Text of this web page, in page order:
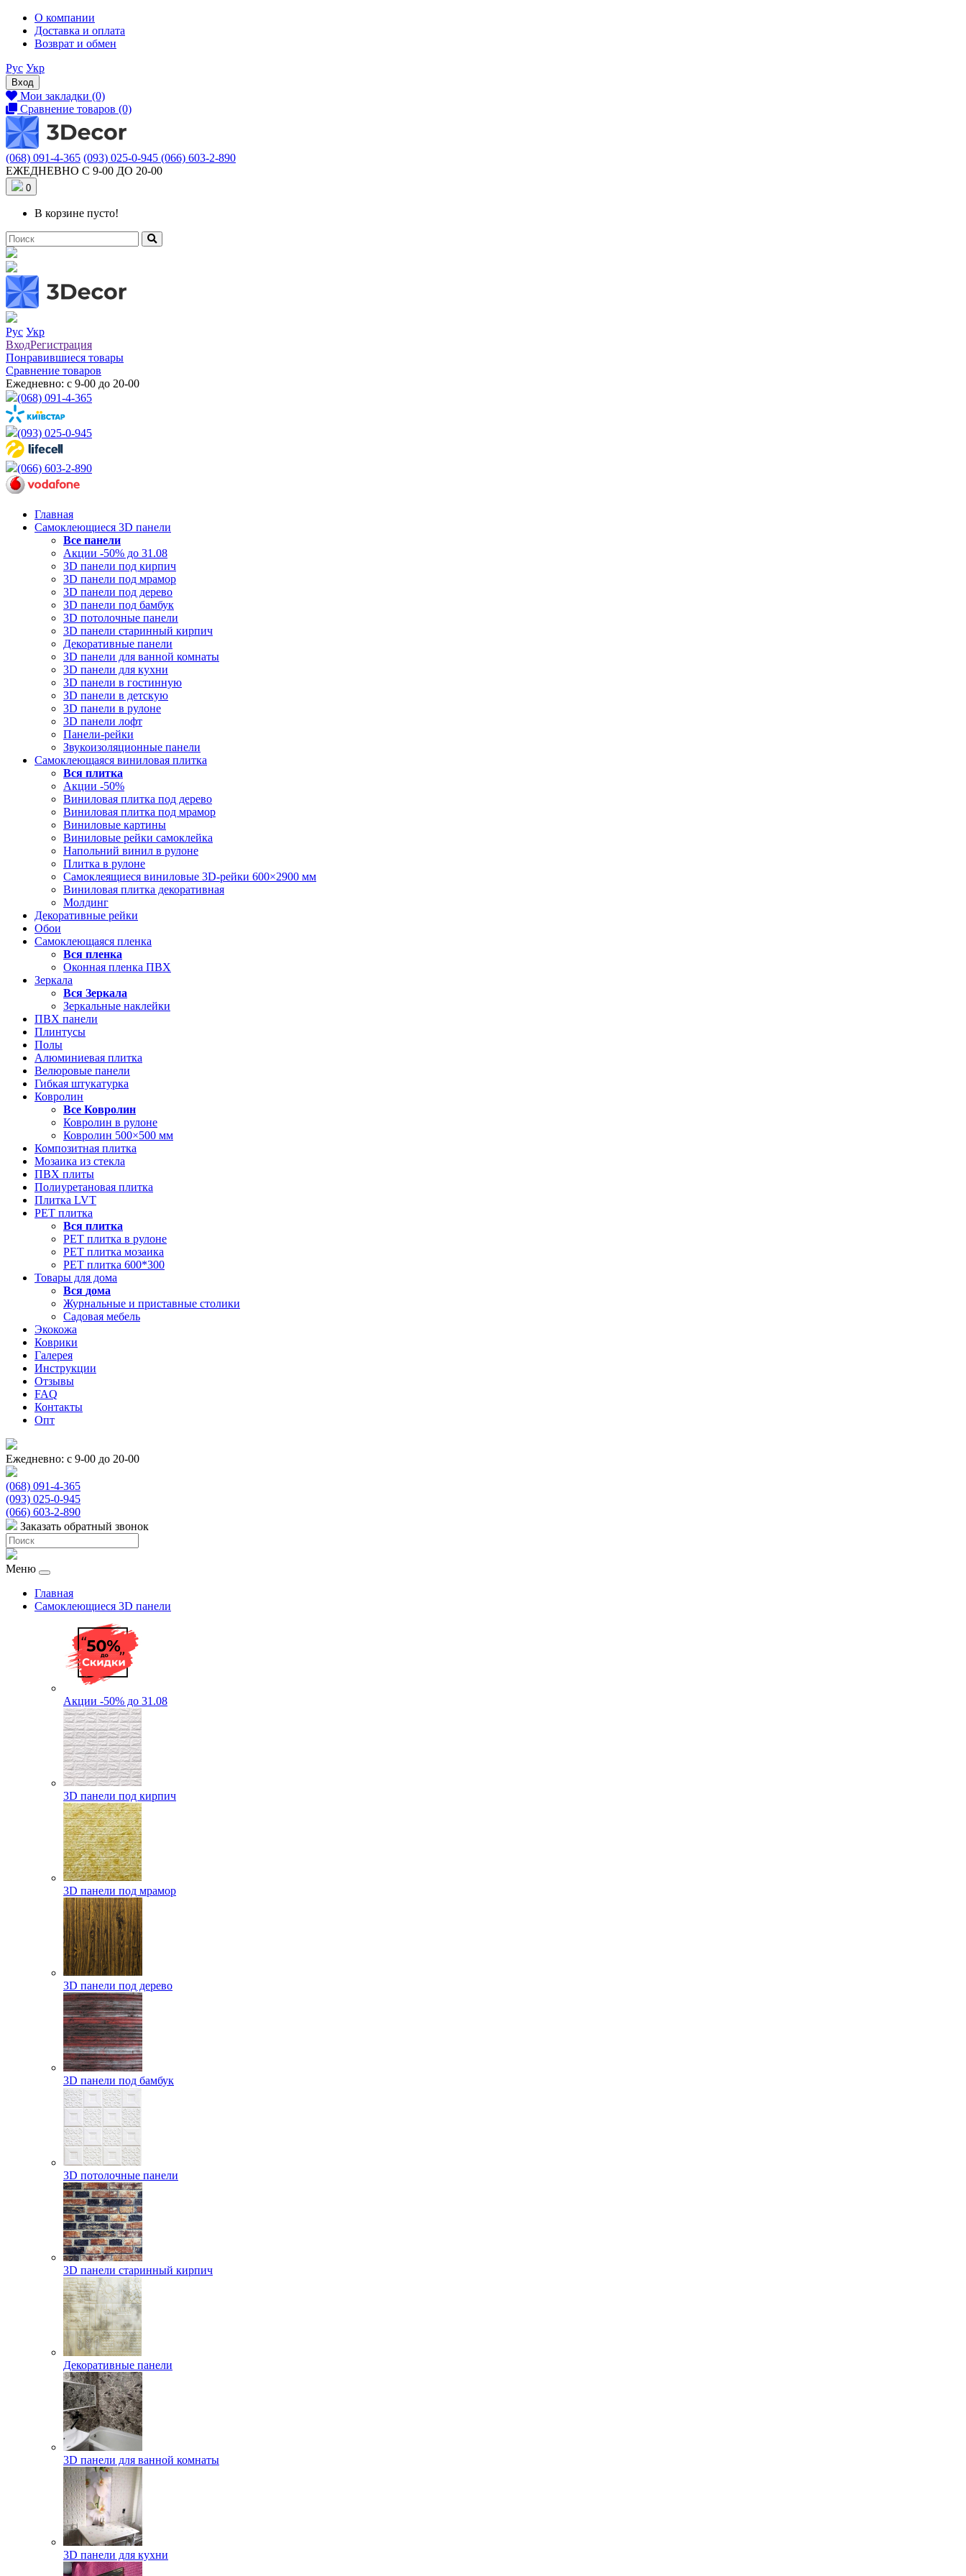
О компании
Доставка и оплата
Возврат и обмен
Рус Укр
Вход
Мои закладки (0)
Сравнение товаров (0)
(068) 091-4-365 (093) 025-0-945 (066) 603-2-890
ЕЖЕДНЕВНО С 9-00 ДО 20-00
0
В корзине пусто!
Рус Укр
ВходРегистрация
Понравившиеся товары
Сравнение товаров
Ежедневно: с 9-00 до 20-00
(068) 091-4-365
(093) 025-0-945
(066) 603-2-890
Главная
Самоклеющиеся 3D панели
Все панели
Акции -50% до 31.08
3D панели под кирпич
3D панели под мрамор
3D панели под дерево
3D панели под бамбук
3D потолочные панели
3D панели старинный кирпич
Декоративные панели
3D панели для ванной комнаты
3D панели для кухни
3D панели в гостинную
3D панели в детскую
3D панели в рулоне
3D панели лофт
Панели-рейки
Звукоизоляционные панели
Самоклеющаяся виниловая плитка
Вся плитка
Акции -50%
Виниловая плитка под дерево
Виниловая плитка под мрамор
Виниловые картины
Виниловые рейки самоклейка
Напольний винил в рулоне
Плитка в рулоне
Самоклеящиеся виниловые 3D‑рейки 600×2900 мм
Виниловая плитка декоративная
Молдинг
Декоративные рейки
Обои
Самоклеющаяся пленка
Вся пленка
Оконная пленка ПВХ
Зеркала
Вся Зеркала
Зеркальные наклейки
ПВХ панели
Плинтусы
Полы
Алюминиевая плитка
Велюровые панели
Гибкая штукатурка
Ковролин
Все Ковролин
Ковролин в рулоне
Ковролин 500×500 мм
Композитная плитка
Мозаика из стекла
ПВХ плиты
Полиуретановая плитка
Плитка LVT
РЕТ плитка
Вся плитка
РЕТ плитка в рулоне
РЕТ плитка мозаика
РЕТ плитка 600*300
Товары для дома
Вся дома
Журнальные и приставные столики
Садовая мебель
Экокожа
Коврики
Галерея
Инструкции
Отзывы
FAQ
Контакты
Опт
Ежедневно: с 9-00 до 20-00
(068) 091-4-365
(093) 025-0-945
(066) 603-2-890
Заказать обратный звонок
Меню
Главная
Самоклеющиеся 3D панели
Акции -50% до 31.08
3D панели под кирпич
3D панели под мрамор
3D панели под дерево
3D панели под бамбук
3D потолочные панели
3D панели старинный кирпич
Декоративные панели
3D панели для ванной комнаты
3D панели для кухни